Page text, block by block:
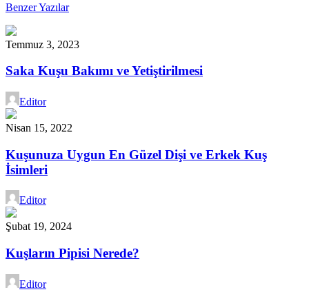
Benzer Yazılar
Temmuz 3, 2023
Saka Kuşu Bakımı ve Yetiştirilmesi
Editor
Nisan 15, 2022
Kuşunuza Uygun En Güzel Dişi ve Erkek Kuş
İsimleri
Editor
Şubat 19, 2024
Kuşların Pipisi Nerede?
Editor